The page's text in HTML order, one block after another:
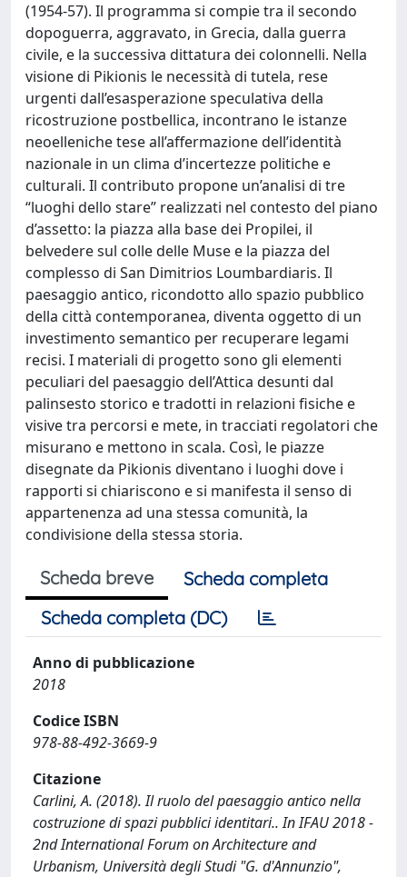
(1954-57). Il programma si compie tra il secondo
dopoguerra, aggravato, in Grecia, dalla guerra
civile, e la successiva dittatura dei colonnelli. Nella
visione di Pikionis le necessità di tutela, rese
urgenti dall’esasperazione speculativa della
ricostruzione postbellica, incontrano le istanze
neoelleniche tese all’affermazione dell’identità
nazionale in un clima d’incertezze politiche e
culturali. Il contributo propone un’analisi di tre
“luoghi dello stare” realizzati nel contesto del piano
d’assetto: la piazza alla base dei Propilei, il
belvedere sul colle delle Muse e la piazza del
complesso di San Dimitrios Loumbardiaris. Il
paesaggio antico, ricondotto allo spazio pubblico
della città contemporanea, diventa oggetto di un
investimento semantico per recuperare legami
recisi. I materiali di progetto sono gli elementi
peculiari del paesaggio dell’Attica desunti dal
palinsesto storico e tradotti in relazioni fisiche e
visive tra percorsi e mete, in tracciati regolatori che
misurano e mettono in scala. Così, le piazze
disegnate da Pikionis diventano i luoghi dove i
rapporti si chiariscono e si manifesta il senso di
appartenenza ad una stessa comunità, la
condivisione della stessa storia.
Scheda breve
Scheda completa
Scheda completa (DC)
Anno di pubblicazione
2018
Codice ISBN
978-88-492-3669-9
Citazione
Carlini, A. (2018). Il ruolo del paesaggio antico nella
costruzione di spazi pubblici identitari.. In IFAU 2018 -
2nd International Forum on Architecture and
Urbanism, Università degli Studi "G. d'Annunzio",